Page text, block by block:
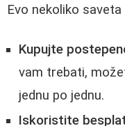
Evo nekoliko
Kupujte
vam trebati,
jednu po jednu.
Iskoristite